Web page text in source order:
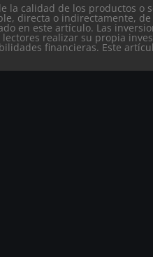
la calidad de los productos o
directa o indirectamente,
en este artículo. Las
realizar su propia
financieras. Este